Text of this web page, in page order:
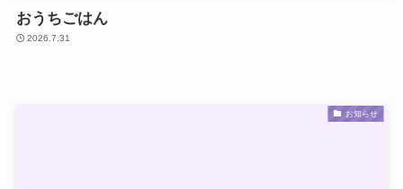
おうちごはん
2026.7.31
お知らせ